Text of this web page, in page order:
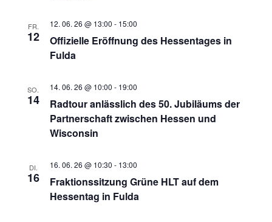
FR.
12
Offizielle Eröffnung des Hessentages in
Fulda
12. 06. 26 @ 13:00 - 15:00
SO.
14
Radtour anlässlich des 50. Jubiläums der
Partnerschaft zwischen Hessen und
Wisconsin
14. 06. 26 @ 10:00 - 19:00
DI.
16
Fraktionssitzung Grüne HLT auf dem
Hessentag in Fulda
16. 06. 26 @ 10:30 - 13:00